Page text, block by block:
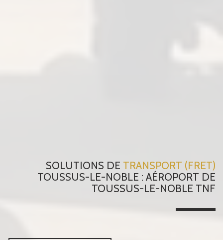
SOLUTIONS DE TRANSPORT (FRET)
TOUSSUS-LE-NOBLE : AÉROPORT DE
TOUSSUS-LE-NOBLE TNF